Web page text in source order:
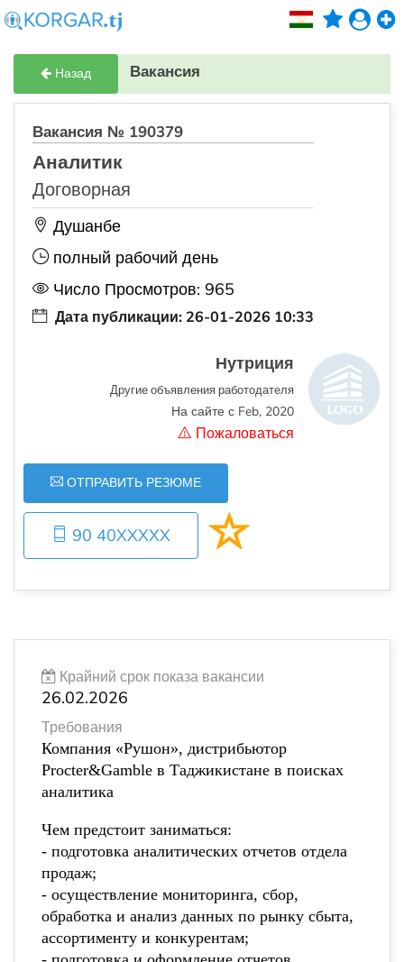
Назад Вакансия
Вакансия № 190379
Аналитик
Договорная
Душанбе
полный рабочий день
Число Просмотров: 965
Дата публикации: 26-01-2026 10:33
Нутриция
Другие объявления работодателя
На сайте с Feb, 2020
Пожаловаться
ОТПРАВИТЬ РЕЗЮМЕ
90 40XXXXX
Крайний срок показа вакансии
26.02.2026
Требования
Компания «Рушон», дистрибьютор
Procter&Gamble в Таджикистане в поисках
аналитика
Чем предстоит заниматься:
- подготовка аналитических отчетов отдела
продаж;
- осуществление мониторинга, сбор,
обработка и анализ данных по рынку сбыта,
ассортименту и конкурентам;